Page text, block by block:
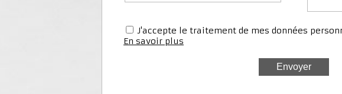
J'accepte le traitement de mes données
En savoir plus